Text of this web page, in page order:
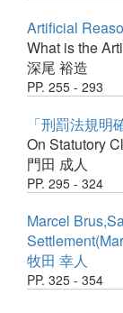
Artificial
What is the
深尾 裕造
PP. 255 - 293
「刑罰法規
On Statutory
門田 成人
PP. 295 - 324
Marcel
牧田 幸人
PP. 325 - 354